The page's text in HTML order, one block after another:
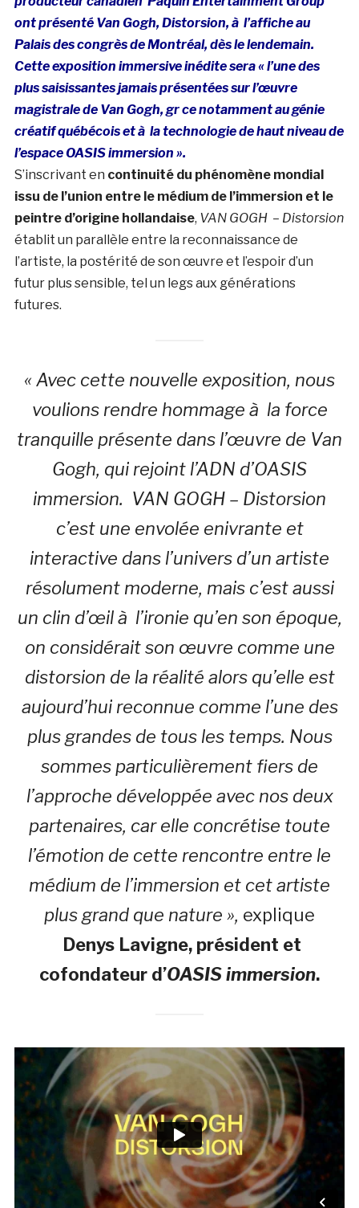
ont présenté Van Gogh, Distorsion, à l’affiche au
Palais des congrès de Montréal, dès le lendemain.
Cette exposition immersive inédite sera « l’une des
plus saisissantes jamais présentées sur l’œuvre
magistrale de Van Gogh, gr ce notamment au génie
créatif québécois et à la technologie de haut niveau de
l’espace OASIS immersion ».
S’inscrivant en continuité du phénomène mondial
issu de l’union entre le médium de l’immersion et le
peintre d’origine hollandaise, VAN GOGH – Distorsion
établit un parallèle entre la reconnaissance de
l’artiste, la postérité de son œuvre et l’espoir d’un
futur plus sensible, tel un legs aux générations
futures.
« Avec cette nouvelle exposition, nous
voulions rendre hommage à la force
tranquille présente dans l’œuvre de Van
Gogh, qui rejoint l’ADN d’OASIS
immersion. VAN GOGH – Distorsion
c’est une envolée enivrante et
interactive dans l’univers d’un artiste
résolument moderne, mais c’est aussi
un clin d’œil à l’ironie qu’en son époque,
on considérait son œuvre comme une
distorsion de la réalité alors qu’elle est
aujourd’hui reconnue comme l’une des
plus grandes de tous les temps. Nous
sommes particulièrement fiers de
l’approche développée avec nos deux
partenaires, car elle concrétise toute
l’émotion de cette rencontre entre le
médium de l’immersion et cet artiste
plus grand que nature », explique
Denys Lavigne, président et
cofondateur d’OASIS immersion.